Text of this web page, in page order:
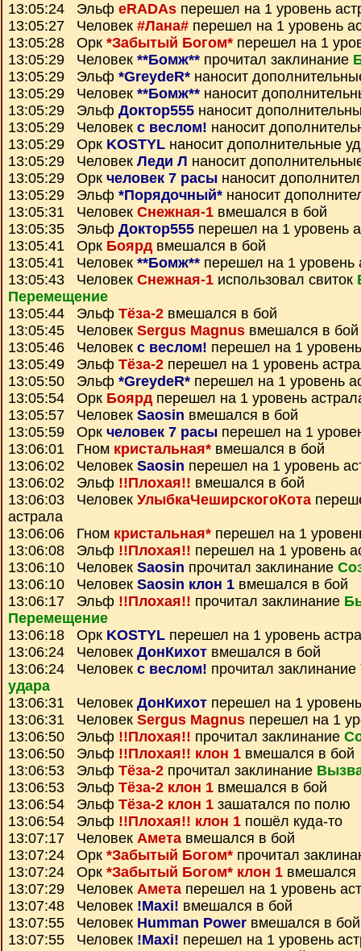
13:05:24 Эльф eRADAs перешел на 1 уровень
13:05:27 Человек #Лана# перешел на 1 уровень
13:05:28 Орк *Забытый Богом* перешел на 1
13:05:29 Человек **Бомж** прочитал заклинание
13:05:29 Эльф *GreydeR* наносит
13:05:29 Человек **Бомж** наносит
13:05:29 Эльф Доктор555 наносит
13:05:29 Человек с веслом! наносит
13:05:29 Орк KOSTYL наносит дополнительные
13:05:29 Человек Леди Л наносит
13:05:29 Орк человек 7 расы наносит
13:05:29 Эльф *Порядочный* наносит
13:05:31 Человек Снежная-1 вмешался в бой
13:05:35 Эльф Доктор555 перешел на 1 уровень
13:05:41 Орк Боярдвмешался в бой
13:05:41 Человек **Бомж** перешел на 1 уровень
13:05:43 Человек Снежная-1 использовал свиток
Перемещение
13:05:44 Эльф Тёза-2 вмешался в бой
13:05:45 Человек Sergus Magnus вмешался в бой
13:05:46 Человек с веслом! перешел на 1
13:05:49 Эльф Тёза-2 перешел на 1 уровень
13:05:50 Эльф *GreydeR* перешел на 1 уровень
13:05:54 Орк Боярдперешел на 1 уровень
13:05:57 Человек Saosin вмешался в бой
13:05:59 Орк человек 7 расы перешел на 1
13:06:01 Гном кристальная* вмешался в бой
13:06:02 Человек Saosin перешел на 1 уровень
13:06:02 Эльф !!Плохая!! вмешался в бой
13:06:03 Человек УлыбкаЧеширскогоКота
астрала
13:06:06 Гном кристальная* перешел на 1
13:06:08 Эльф !!Плохая!! перешел на 1 уровень
13:06:10 Человек Saosin прочитал заклинание
13:06:10 Человек Saosin клон 1 вмешался в бой
13:06:17 Эльф !!Плохая!! прочитал заклинание
Перемещение
13:06:18 Орк KOSTYL перешел на 1 уровень
13:06:24 Человек ДонКихот вмешался в бой
13:06:24 Человек с веслом! прочитал заклинание
удара
13:06:31 Человек ДонКихот перешел на 1
13:06:31 Человек Sergus Magnus перешел на 1
13:06:50 Эльф !!Плохая!! прочитал заклинание
13:06:50 Эльф !!Плохая!! клон 1 вмешался в бой
13:06:53 Эльф Тёза-2 прочитал заклинание
13:06:53 Эльф Тёза-2 клон 1 вмешался в бой
13:06:54 Эльф Тёза-2 клон 1 зашатался по полю
13:06:54 Эльф !!Плохая!! клон 1 пошёл куда-то
13:07:17 Человек Аметавмешался в бой
13:07:24 Орк *Забытый Богом* прочитал
13:07:24 Орк *Забытый Богом* клон 1 вмешался
13:07:29 Человек Аметаперешел на 1 уровень
13:07:48 Человек !Maxi! вмешался в бой
13:07:55 Человек Humman Power вмешался в бой
13:07:55 Человек !Maxi! перешел на 1 уровень